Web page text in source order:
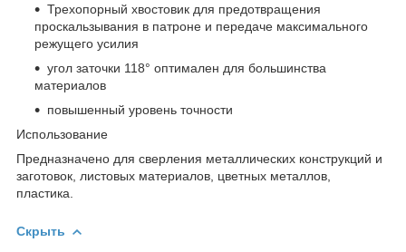
Трехопорный хвостовик для предотвращения
проскальзывания в патроне и передаче максимального
режущего усилия
угол заточки 118° оптимален для большинства
материалов
повышенный уровень точности
Использование
Предназначено для сверления металлических конструкций и
заготовок, листовых материалов, цветных металлов,
пластика.
Скрыть